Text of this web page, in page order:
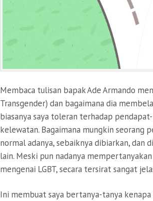
Membaca tulisan bapak Ade Armando
Transgender) dan bagaimana dia
biasanya saya toleran terhadap
kelewatan. Bagaimana mungkin seorang
normal adanya, sebaiknya dibiarkan, dan
lain. Meski pun nadanya
mengenai LGBT, secara tersirat sangat
Ini membuat saya bertanya-tanya